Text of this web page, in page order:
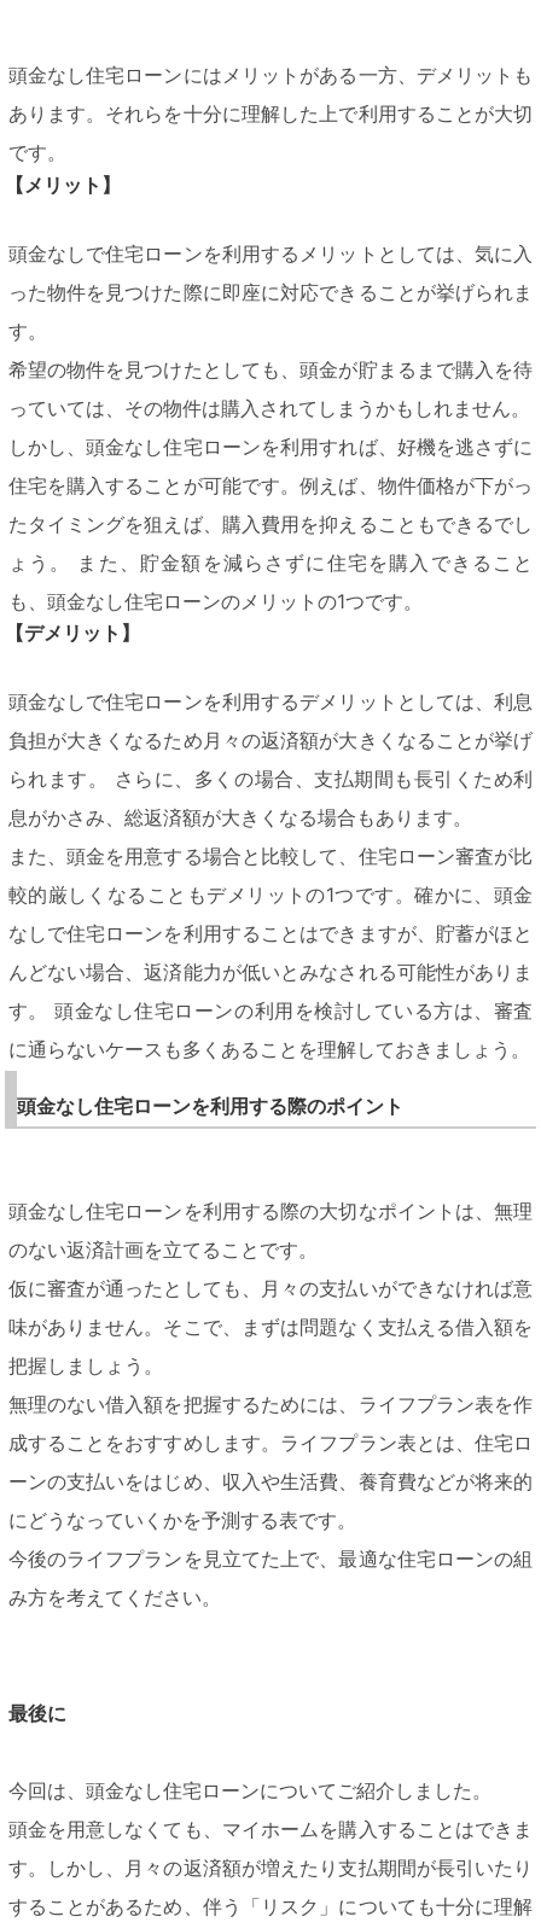
頭金なし住宅ローンにはメリットがある一方、デメリットも
あります。それらを十分に理解した上で利用することが大切
です。
【メリット】
頭金なしで住宅ローンを利用するメリットとしては、気に入
った物件を見つけた際に即座に対応できることが挙げられま
す。
希望の物件を見つけたとしても、頭金が貯まるまで購入を待
っていては、その物件は購入されてしまうかもしれません。
しかし、頭金なし住宅ローンを利用すれば、好機を逃さずに
住宅を購入することが可能です。例えば、物件価格が下がっ
たタイミングを狙えば、購入費用を抑えることもできるでし
ょう。 また、貯金額を減らさずに住宅を購入できること
も、頭金なし住宅ローンのメリットの1つです。
【デメリット】
頭金なしで住宅ローンを利用するデメリットとしては、利息
負担が大きくなるため月々の返済額が大きくなることが挙げ
られます。 さらに、多くの場合、支払期間も長引くため利
息がかさみ、総返済額が大きくなる場合もあります。
また、頭金を用意する場合と比較して、住宅ローン審査が比
較的厳しくなることもデメリットの1つです。確かに、頭金
なしで住宅ローンを利用することはできますが、貯蓄がほと
んどない場合、返済能力が低いとみなされる可能性がありま
す。 頭金なし住宅ローンの利用を検討している方は、審査
に通らないケースも多くあることを理解しておきましょう。
頭金なし住宅ローンを利用する際のポイント
頭金なし住宅ローンを利用する際の大切なポイントは、無理
のない返済計画を立てることです。
仮に審査が通ったとしても、月々の支払いができなければ意
味がありません。そこで、まずは問題なく支払える借入額を
把握しましょう。
無理のない借入額を把握するためには、ライフプラン表を作
成することをおすすめします。ライフプラン表とは、住宅ロ
ーンの支払いをはじめ、収入や生活費、養育費などが将来的
にどうなっていくかを予測する表です。
今後のライフプランを見立てた上で、最適な住宅ローンの組
み方を考えてください。
最後に
今回は、頭金なし住宅ローンについてご紹介しました。
頭金を用意しなくても、マイホームを購入することはできま
す。しかし、月々の返済額が増えたり支払期間が長引いたり
することがあるため、伴う「リスク」についても十分に理解